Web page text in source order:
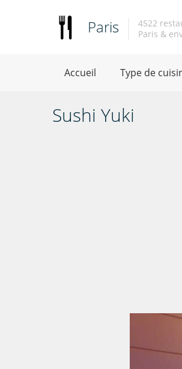
Paris
4522
Paris &
Accueil Type de
Sushi Yuki